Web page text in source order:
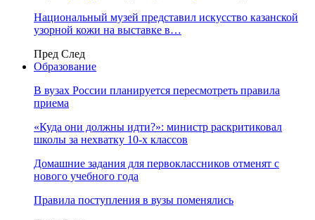
Национальный музей представил искусство казанской
узорной кожи на выставке в…
Пред След
Образование
В вузах России планируется пересмотреть правила
приема
«Куда они должны идти?»: министр раскритиковал
школы за нехватку 10-х классов
Домашние задания для первоклассников отменят с
нового учебного года
Правила поступления в вузы поменялись